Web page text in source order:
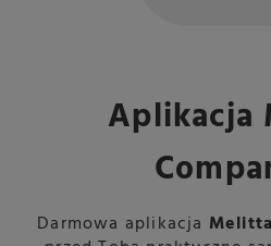
Aplikacja
Darmowa aplikacja